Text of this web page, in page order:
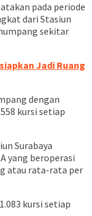
pada periode
dari Stasiun
sekitar
Jadi Ruang
dengan
kursi setiap
Surabaya
yang beroperasi
atau rata-rata per
kursi setiap